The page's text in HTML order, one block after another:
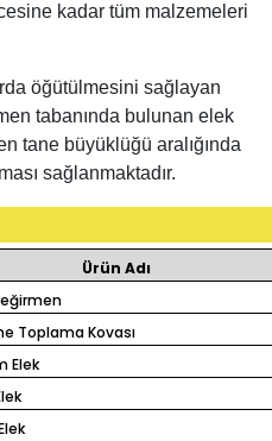
kadar tüm malzemeleri
öğütülmesini sağlayan
tabanında bulunan elek
tane büyüklüğü aralığında
sağlanmaktadır.
Ürün Adı
Toplama Kovası
Elek